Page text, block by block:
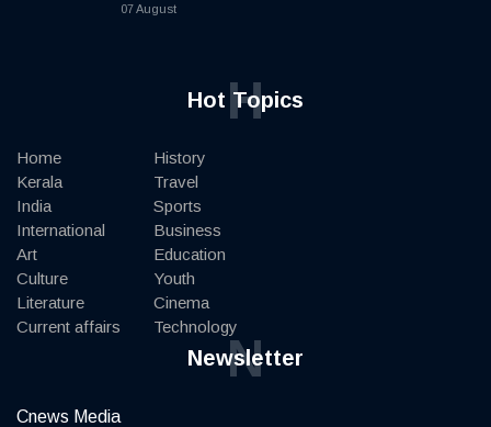
07 August
Hot Topics
H
Home
Kerala
India
International
Art
Culture
Literature
Current affairs
History
Travel
Sports
Business
Education
Youth
Cinema
Technology
Newsletter
N
Cnews Media